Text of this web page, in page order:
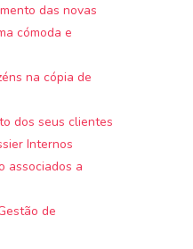
das novas
cómoda e
na cópia de
dos seus clientes
Internos
associados a
de